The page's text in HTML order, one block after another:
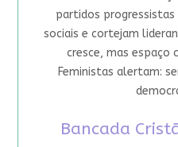
partidos
sociais e cortejam
cresce, mas espaço
Feministas alertam:
Bancada